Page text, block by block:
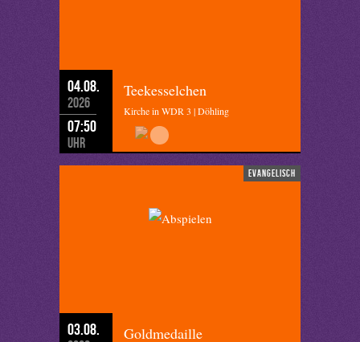
04.08.
2026
07:50
Uhr
Teekesselchen
Kirche in WDR 3 | Döhling
evangelisch
03.08. Goldmedaille